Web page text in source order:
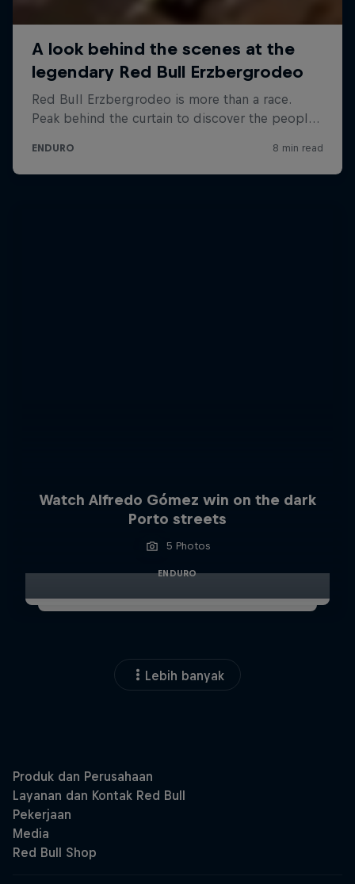
Watch Alfredo Gómez win on the dark
Porto streets
5 Photos
ENDURO
Lebih banyak